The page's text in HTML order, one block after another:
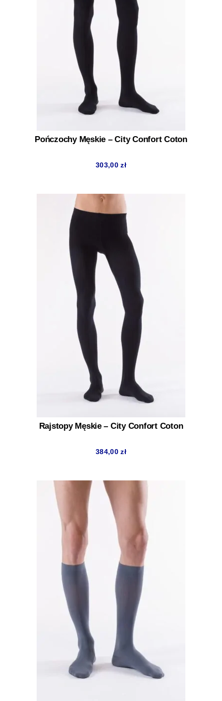
Pończochy Męskie – City Confort Coton
303,00zł
Rajstopy Męskie – City Confort Coton
384,00zł